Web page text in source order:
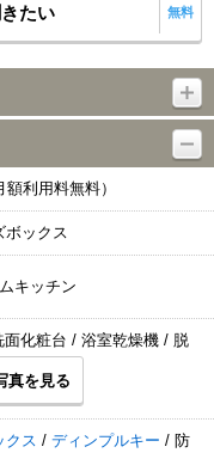
たい 無料
利用料無料）
ボックス
キッチン
化粧台 / 浴室乾燥機 / 脱
真を見る
クス / ディンプルキー / 防